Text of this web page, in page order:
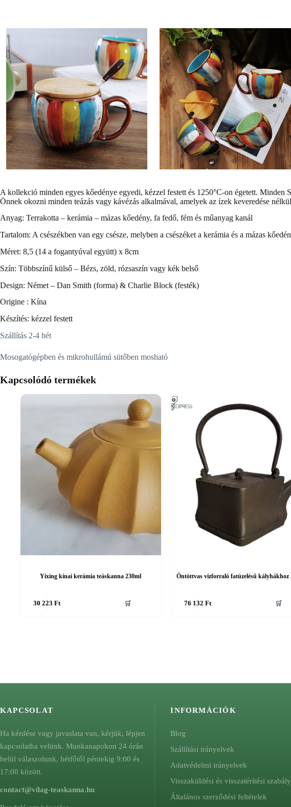
A kollekció minden egyes kőedénye egyedi, kézzel festett és 1250°C-on égetett. Minden
Önnek okozni minden teázás vagy kávézás alkalmával, amelyek az ízek keveredése
Anyag: Terrakotta – kerámia – mázas kőedény, fa fedő, fém és műanyag kanál
Tartalom: A csészékben van egy csésze, melyben a csészéket a kerámia és a mázas
Méret: 8,5 (14 a fogantyúval együtt) x 8cm
Szín: Többszínű külső – Bézs, zöld, rózsaszín vagy kék belső
Design: Német – Dan Smith (forma) & Charlie Block (festék)
Origine : Kína
Készítés: kézzel festett
Szállítás 2-4 hét
Mosogatógépben és mikrohullámú sütőben mosható
Kapcsolódó termékek
Yixing kínai kerámia teáskanna 230ml
30 223Ft 🛒
Öntöttvas vízforraló fatüzelésű kályhákhoz
76 132Ft 🛒
KAPCSOLAT
Ha kérdése vagy javaslata van, kérjük, lépjen
kapcsolatba velünk. Munkanapokon 24 órán
belül válaszolunk, hétfőtől péntekig 9:00 és
17:00 között.
contact@vilag-teaskanna.hu
INFORMÁCIÓK
Blog
Szállítási irányelvek
Adatvédelmi irányelvek
Visszaküldési és visszatérítési
Általános szerződési feltételek